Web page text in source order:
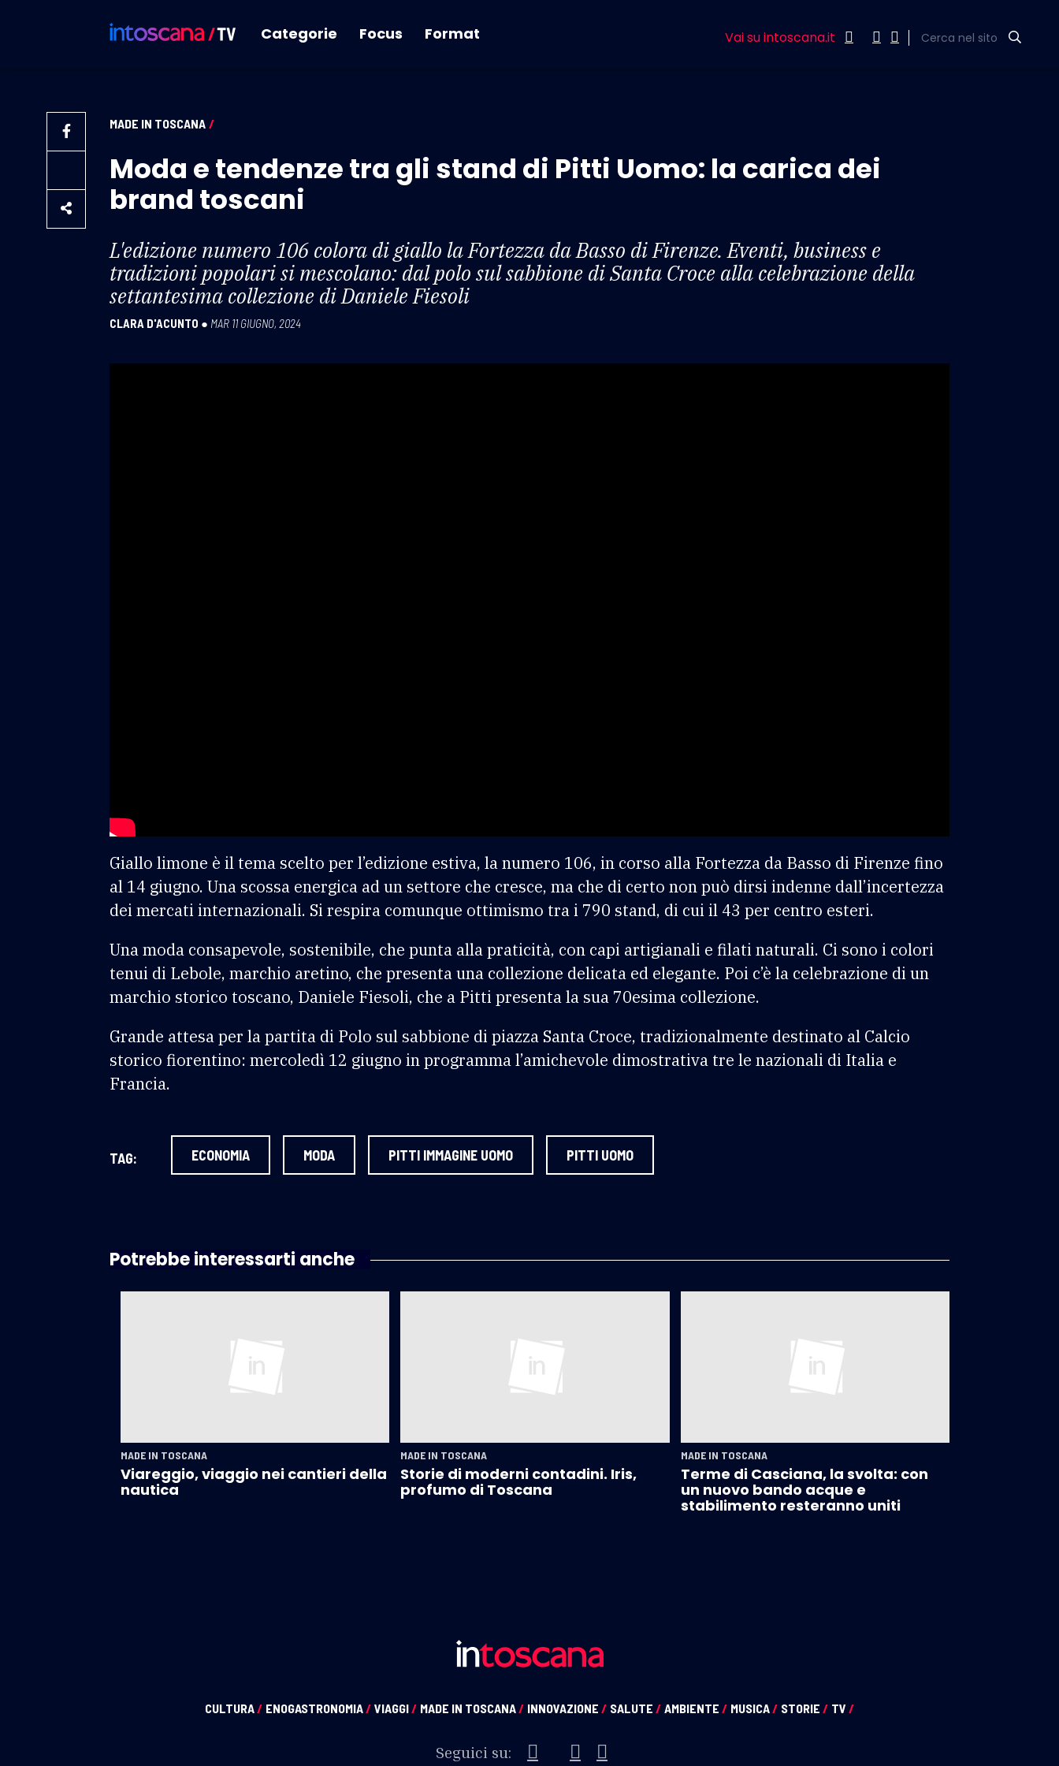
Categorie Focus Format Vai su intoscana.it Cerca nel sito
MADE IN TOSCANA /
Moda e tendenze tra gli stand di Pitti Uomo: la carica dei
brand toscani
L'edizione numero 106 colora di giallo la Fortezza da Basso di Firenze. Eventi, business e
tradizioni popolari si mescolano: dal polo sul sabbione di Santa Croce alla celebrazione della
settantesima collezione di Daniele Fiesoli
CLARA D'ACUNTO ● MAR 11 GIUGNO, 2024
Giallo limone è il tema scelto per l’edizione estiva, la numero 106, in corso alla Fortezza da Basso di Firenze fino
al 14 giugno. Una scossa energica ad un settore che cresce, ma che di certo non può dirsi indenne dall’incertezza
dei mercati internazionali. Si respira comunque ottimismo tra i 790 stand, di cui il 43 per centro esteri.
Una moda consapevole, sostenibile, che punta alla praticità, con capi artigianali e filati naturali. Ci sono i colori
tenui di Lebole, marchio aretino, che presenta una collezione delicata ed elegante. Poi c’è la celebrazione di un
marchio storico toscano, Daniele Fiesoli, che a Pitti presenta la sua 70esima collezione.
Grande attesa per la partita di Polo sul sabbione di piazza Santa Croce, tradizionalmente destinato al Calcio
storico fiorentino: mercoledì 12 giugno in programma l’amichevole dimostrativa tre le nazionali di Italia e
Francia.
TAG: ECONOMIA MODA PITTI IMMAGINE UOMO PITTI UOMO
Potrebbe interessarti anche
MADE IN TOSCANA
Viareggio, viaggio nei cantieri della
nautica
MADE IN TOSCANA
Storie di moderni contadini. Iris,
profumo di Toscana
MADE IN TOSCANA
Terme di Casciana, la svolta: con
un nuovo bando acque e
stabilimento resteranno uniti
CULTURA/ ENOGASTRONOMIA/ VIAGGI/ MADE IN TOSCANA/ INNOVAZIONE / SALUTE / AMBIENTE / MUSICA/ STORIE / TV /
Seguici su: